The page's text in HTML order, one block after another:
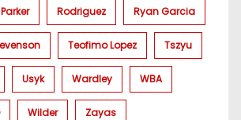
Parker Rodriguez Ryan Garcia
Teofimo Lopez Tszyu
Usyk Wardley WBA
Wilder Zayas